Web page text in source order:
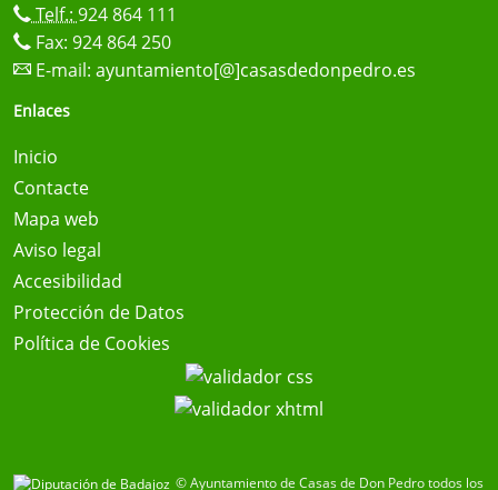
Telf.: 924 864 111
Fax: 924 864 250
E-mail: ayuntamiento[@]casasdedonpedro.es
Enlaces
Inicio
Contacte
Mapa web
Aviso legal
Accesibilidad
Protección de Datos
Política de Cookies
© Ayuntamiento de Casas de Don Pedro todos los